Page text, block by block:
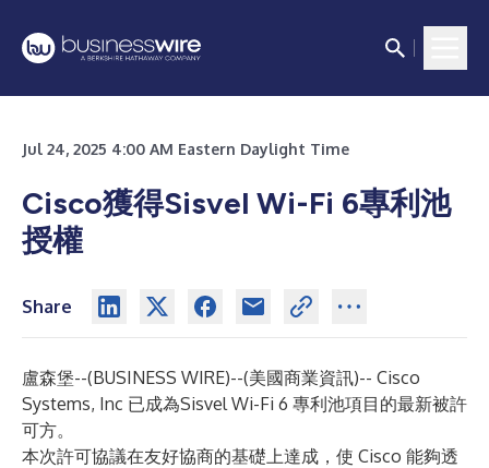
Jul 24, 2025 4:00 AM Eastern Daylight Time
Cisco獲得Sisvel Wi-Fi 6專利池
授權
Share
盧森堡--(BUSINESS WIRE)--(美國商業資訊)-- Cisco
Systems, Inc 已成為Sisvel Wi-Fi 6 專利池項目的最新被許
可方。
本次許可協議在友好協商的基礎上達成，使 Cisco 能夠透